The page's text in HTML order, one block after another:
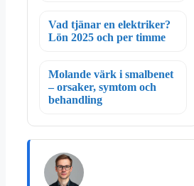
Vad tjänar en elektriker?
Lön 2025 och per timme
Molande värk i smalbenet
– orsaker, symtom och
behandling